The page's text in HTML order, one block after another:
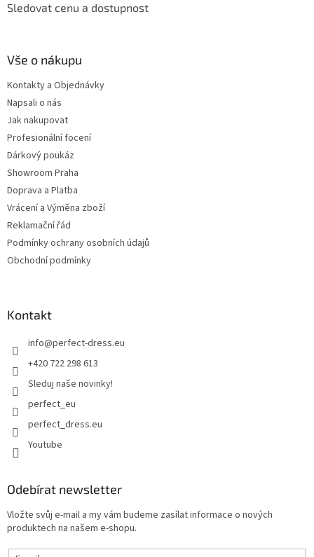
Sledovat cenu a dostupnost
Vše o nákupu
Kontakty a Objednávky
Napsali o nás
Jak nakupovat
Profesionální focení
Dárkový poukáz
Showroom Praha
Doprava a Platba
Vrácení a Výměna zboží
Reklamační řád
Podmínky ochrany osobních údajů
Obchodní podmínky
Kontakt
info@perfect-dress.eu
+420 722 298 613
Sleduj naše novinky!
perfect_eu
perfect_dress.eu
Youtube
Odebírat newsletter
Vložte svůj e-mail a my vám budeme zasílat informace o nových
produktech na našem e-shopu.